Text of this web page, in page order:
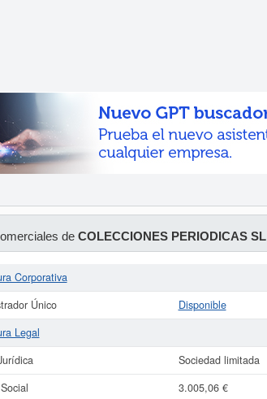
de COLECCIONES PERIODICAS SL
Corporativa
Único
Disponible
Legal
Sociedad limitada
3.005,06 €